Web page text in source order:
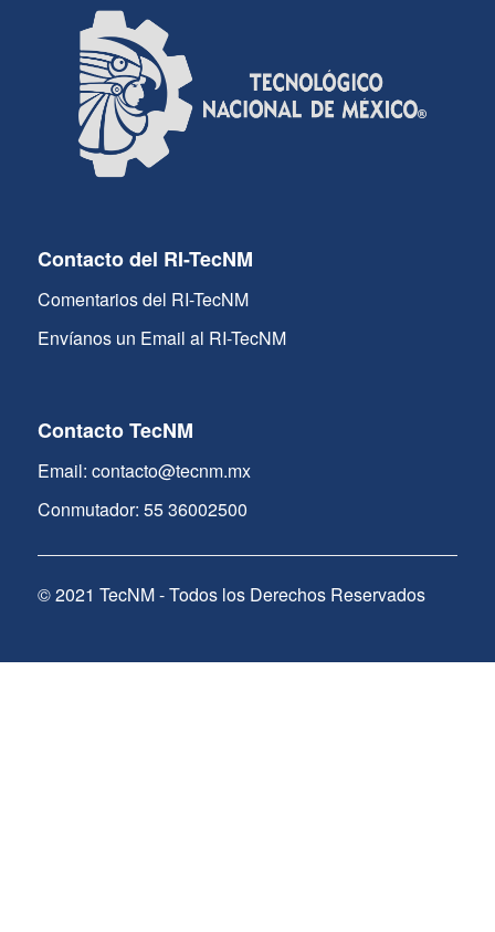
Contacto del RI-TecNM
Comentarios del RI-TecNM
Envíanos un Email al RI-TecNM
Contacto TecNM
Email: contacto@tecnm.mx
Conmutador: 55 36002500
© 2021 TecNM - Todos los Derechos Reservados